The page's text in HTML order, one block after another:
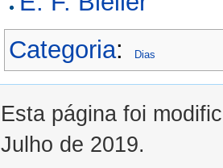
Categoria: Dias
Esta página foi
Julho de 2019.